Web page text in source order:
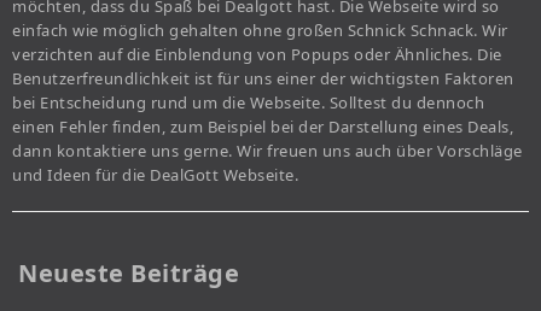
möchten, dass du Spaß bei Dealgott hast. Die Webseite wird so
einfach wie möglich gehalten ohne großen Schnick Schnack. Wir
verzichten auf die Einblendung von Popups oder Ähnliches. Die
Benutzerfreundlichkeit ist für uns einer der wichtigsten Faktoren
bei Entscheidung rund um die Webseite. Solltest du dennoch
einen Fehler finden, zum Beispiel bei der Darstellung eines Deals,
dann kontaktiere uns gerne. Wir freuen uns auch über Vorschläge
und Ideen für die DealGott Webseite.
Neueste Beiträge